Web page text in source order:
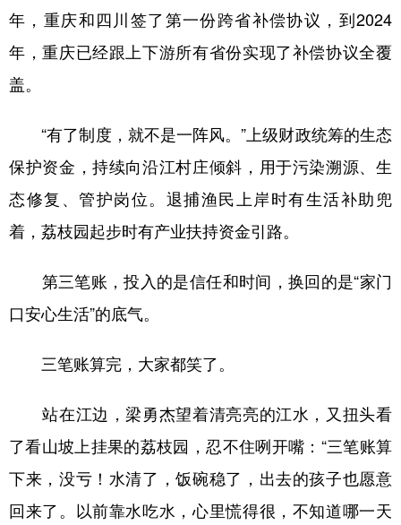
年，重庆和四川签了第一份跨省补偿协议，到2024
年，重庆已经跟上下游所有省份实现了补偿协议全覆
盖。
“有了制度，就不是一阵风。”上级财政统筹的生态
保护资金，持续向沿江村庄倾斜，用于污染溯源、生
态修复、管护岗位。退捕渔民上岸时有生活补助兜
着，荔枝园起步时有产业扶持资金引路。
第三笔账，投入的是信任和时间，换回的是“家门
口安心生活”的底气。
三笔账算完，大家都笑了。
站在江边，梁勇杰望着清亮亮的江水，又扭头看
了看山坡上挂果的荔枝园，忍不住咧开嘴：“三笔账算
下来，没亏！水清了，饭碗稳了，出去的孩子也愿意
回来了。以前靠水吃水，心里慌得很，不知道哪一天